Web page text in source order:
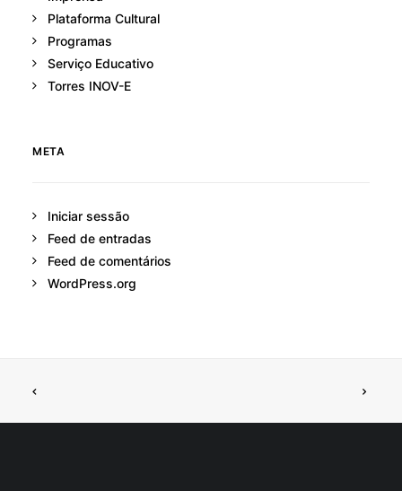
Plataforma Cultural
Programas
Serviço Educativo
Torres INOV-E
META
Iniciar sessão
Feed de entradas
Feed de comentários
WordPress.org